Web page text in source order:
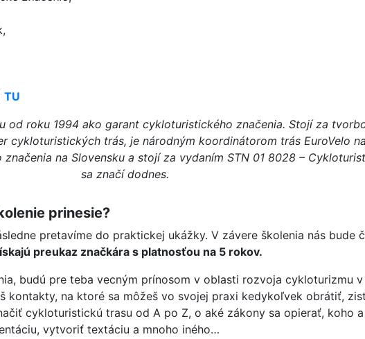
TU
od roku 1994 ako garant cykloturistického značenia. Stojí za
cykloturistických trás, je národným koordinátorom trás EuroVelo
na Slovensku a stojí za vydaním STN 01 8028 –
sa značí dodnes.
prinesie?
pretavíme do praktickej ukážky. V závere školenia nás bude
preukaz značkára s platnosťou na 5 rokov.
budú pre teba vecným prínosom v oblasti rozvoja cykloturizmu
kontakty, na ktoré sa môžeš vo svojej praxi kedykoľvek obrátiť,
cykloturistickú trasu od A po Z, o aké zákony sa opierať, koho
vytvoriť textáciu a mnoho iného…